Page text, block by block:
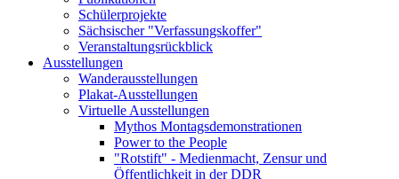
Schülerprojekte
Sächsischer "Verfassungskoffer"
Veranstaltungsrückblick
Ausstellungen
Wanderausstellungen
Plakat-Ausstellungen
Virtuelle Ausstellungen
Mythos Montagsdemonstrationen
Power to the People
"Rotstift" - Medienmacht, Zensur und
Öffentlichkeit in der DDR